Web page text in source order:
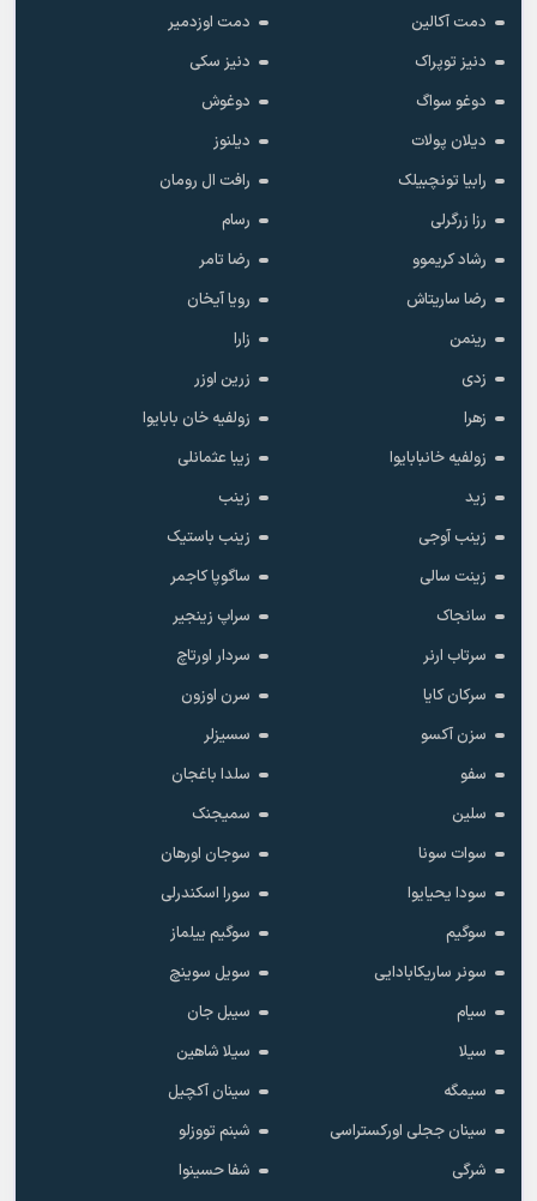
خومار قدیموا
داملا
ددوبلومان
دریا
دریا اولو
دریا بداواجی
دمت آکالین
دمت اوزدمیر
دنیز توپراک
دنیز سکی
دوغو سواگ
دوغوش
دیلان پولات
دیلنوز
رابیا تونچبیلک
رافت ال رومان
رزا زرگرلی
رسام
رشاد کریموو
رضا تامر
رضا ساریتاش
رویا آیخان
رینمن
زارا
زدی
زرین اوزر
زهرا
زولفیه خان بابایوا
زولفیه خانبابایوا
زیبا عثمانلی
زید
زینب
زینب آوجی
زینب باستیک
زینت سالی
ساگوپا کاجمر
سانجاک
سراپ زینجیر
سرتاب ارنر
سردار اورتاچ
سرکان کایا
سرن اوزون
سزن آکسو
سسیزلر
سفو
سلدا باغجان
سلین
سمیجنک
سوات سونا
سوجان اورهان
سودا یحیایوا
سورا اسکندرلی
سوگیم
سوگیم ییلماز
سونر ساریکابادایی
سویل سوینچ
سیام
سیبل جان
سیلا
سیلا شاهین